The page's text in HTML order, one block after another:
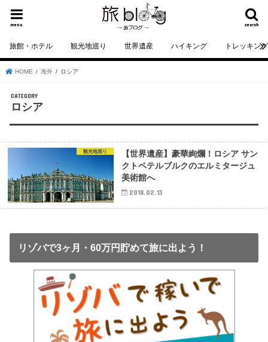
search
menu
旅館・ホテル 観光地巡り 世界遺産 ハイキング トレッキング
HOME 海外 ロシア
ロシア
観光地巡り
【世界遺産】豪華絢爛！ロシア サン
クトペテルブルクのエルミタージュ
美術館へ
2018.02.13
リゾバで3ヶ月・60万円貯めて旅に出よう！